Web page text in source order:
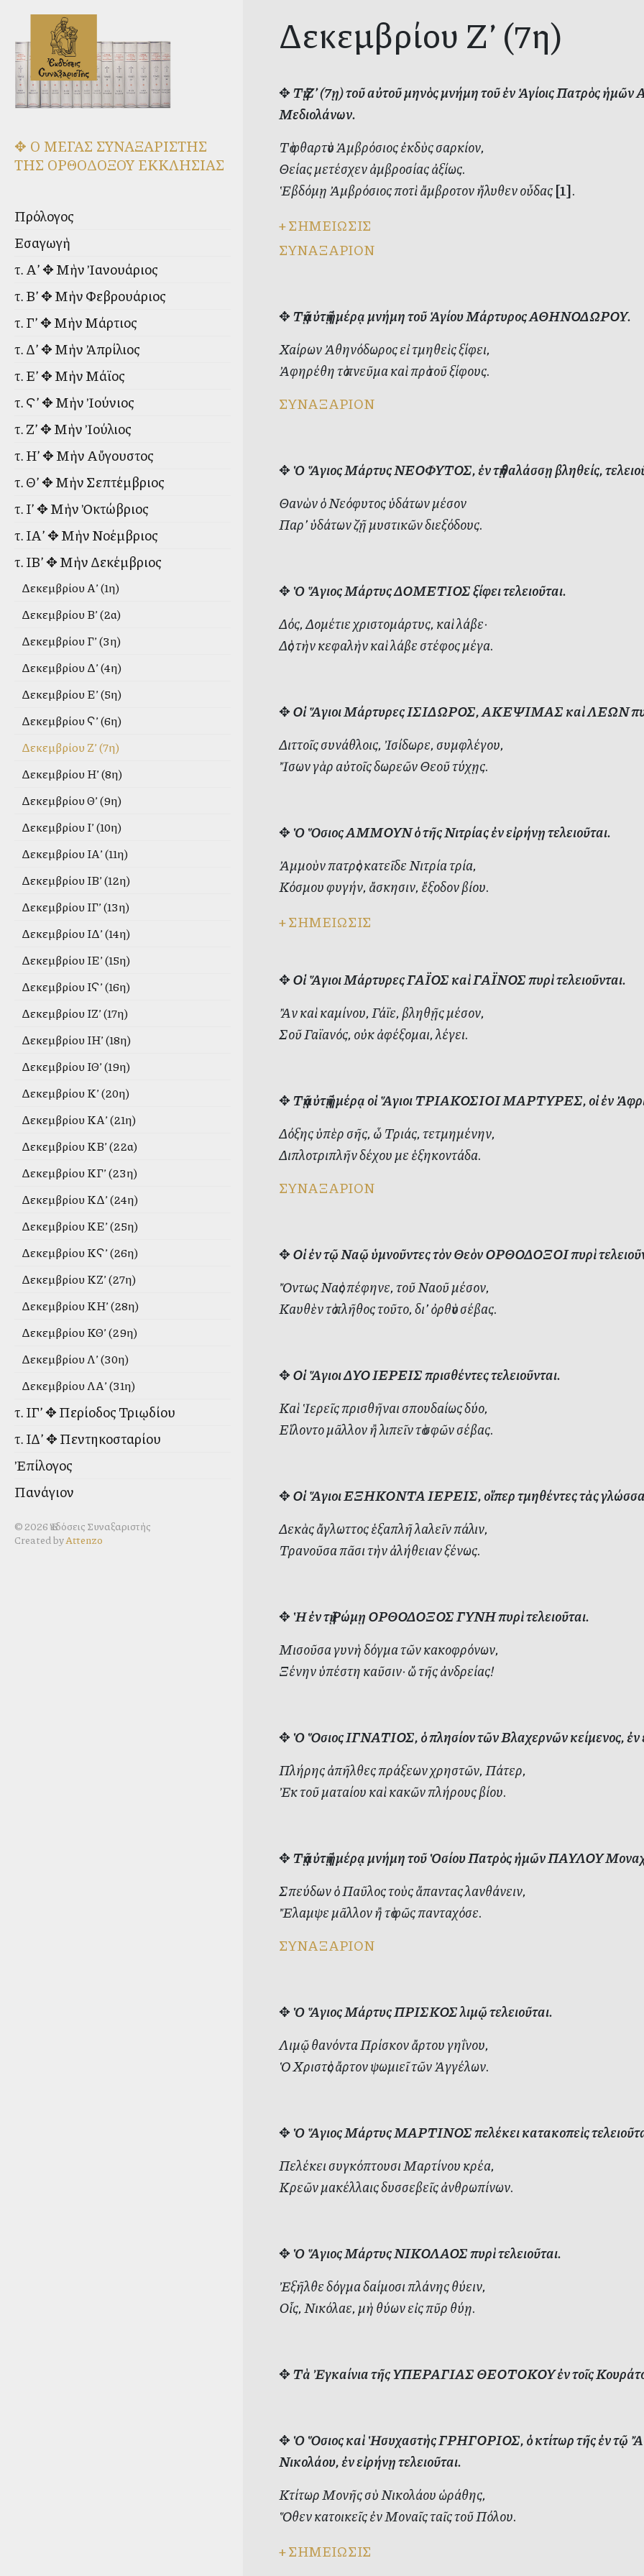
✥ Ο ΜΕΓΑΣ ΣΥΝΑΞΑΡΙΣΤΗΣ
ΤΗΣ ΟΡΘΟΔΟΞΟΥ ΕΚΚΛΗΣΙΑΣ
Πρόλογος
Εἰσαγωγὴ
τ. Α’ ✥ Μὴν Ἰανουάριος
τ. Β’ ✥ Μὴν Φεβρουάριος
τ. Γ’ ✥ Μὴν Μάρτιος
τ. Δ’ ✥ Μὴν Ἀπρίλιος
τ. Ε’ ✥ Μὴν Μάϊος
τ. Ϛ’ ✥ Μὴν Ἰούνιος
τ. Ζ’ ✥ Μὴν Ἰούλιος
τ. Η’ ✥ Μὴν Αὔγουστος
τ. Θ’ ✥ Μὴν Σεπτέμβριος
τ. Ι’ ✥ Μὴν Ὀκτώβριος
τ. ΙΑ’ ✥ Μὴν Νοέμβριος
τ. ΙΒ’ ✥ Μὴν Δεκέμβριος
Δεκεμβρίου Α’ (1η)
Δεκεμβρίου Β’ (2α)
Δεκεμβρίου Γ’ (3η)
Δεκεμβρίου Δ’ (4η)
Δεκεμβρίου Ε’ (5η)
Δεκεμβρίου Ϛ’ (6η)
Δεκεμβρίου Ζ’ (7η)
Δεκεμβρίου Η’ (8η)
Δεκεμβρίου Θ’ (9η)
Δεκεμβρίου Ι’ (10η)
Δεκεμβρίου ΙΑ’ (11η)
Δεκεμβρίου ΙΒ’ (12η)
Δεκεμβρίου ΙΓ’ (13η)
Δεκεμβρίου ΙΔ’ (14η)
Δεκεμβρίου ΙΕ’ (15η)
Δεκεμβρίου ΙϚ’ (16η)
Δεκεμβρίου ΙΖ’ (17η)
Δεκεμβρίου ΙΗ’ (18η)
Δεκεμβρίου ΙΘ’ (19η)
Δεκεμβρίου Κ’ (20η)
Δεκεμβρίου ΚΑ’ (21η)
Δεκεμβρίου ΚΒ’ (22α)
Δεκεμβρίου ΚΓ’ (23η)
Δεκεμβρίου ΚΔ’ (24η)
Δεκεμβρίου ΚΕ’ (25η)
Δεκεμβρίου ΚϚ’ (26η)
Δεκεμβρίου ΚΖ’ (27η)
Δεκεμβρίου ΚΗ’ (28η)
Δεκεμβρίου ΚΘ’ (29η)
Δεκεμβρίου Λ’ (30η)
Δεκεμβρίου ΛΑ’ (31η)
τ. ΙΓ’ ✥ Περίοδος Τριῳδίου
τ. ΙΔ’ ✥ Πεντηκοσταρίου
Ἐπίλογος
Πανάγιον
© 2026 Ἐκδόσεις Συναξαριστὴς
Created byAttenzo
Δεκεμβρίου Ζ’ (7η)
✥Τῇ Ζ’ (7ῃ) τοῦ αὐτοῦ μηνὸς μνήμη τοῦ ἐν Ἁγίοις Πατρὸς
Μεδιολάνων.
Τὸ φθαρτὸν Ἀμβρόσιος ἐκδὺς σαρκίον,
Θείας μετέσχεν ἀμβροσίας ἀξίως.
Ἑβδόμῃ Ἀμβρόσιος ποτὶ ἄμβροτον ἤλυθεν οὖδας[1].
+ΣΗΜΕΙΩΣΙΣ
ΣΥΝΑΞΑΡΙΟΝ
✥Τῇ αὐτῇ ἡμέρᾳ μνήμη τοῦ Ἁγίου Μάρτυρος ΑΘΗΝΟΔΩΡΟΥ.
Χαίρων Ἀθηνόδωρος εἰ τμηθεὶς ξίφει,
Ἀφηρέθη τὸ πνεῦμα καὶ πρὸ τοῦ ξίφους.
ΣΥΝΑΞΑΡΙΟΝ
✥ Ὁ Ἅγιος Μάρτυς ΝΕΟΦΥΤΟΣ, ἐν τῇ θαλάσσῃ βληθείς,
Θανὼν ὁ Νεόφυτος ὑδάτων μέσον
Παρ’ ὑδάτων ζῇ μυστικῶν διεξόδους.
✥ Ὁ Ἅγιος Μάρτυς ΔΟΜΕΤΙΟΣ ξίφει τελειοῦται.
Δός, Δομέτιε χριστομάρτυς, καὶ λάβε·
Δὸς τὴν κεφαλὴν καὶ λάβε στέφος μέγα.
✥Οἱ Ἅγιοι Μάρτυρες ΙΣΙΔΩΡΟΣ, ΑΚΕΨΙΜΑΣ καὶ ΛΕΩΝ
Διττοῖς συνάθλοις, Ἰσίδωρε, συμφλέγου,
Ἴσων γὰρ αὐτοῖς δωρεῶν Θεοῦ τύχῃς.
✥ Ὁ Ὅσιος ΑΜΜΟΥΝ ὁ τῆς Νιτρίας ἐν εἰρήνῃ τελειοῦται.
Ἀμμοὺν πατρὸς κατεῖδε Νιτρία τρία,
Κόσμου φυγήν, ἄσκησιν, ἔξοδον βίου.
+ΣΗΜΕΙΩΣΙΣ
✥Οἱ Ἅγιοι Μάρτυρες ΓΑΪΟΣ καὶ ΓΑΪΝΟΣ πυρὶ τελειοῦνται.
Ἂν καὶ καμίνου, Γάϊε, βληθῇς μέσον,
Σοῦ Γαϊανός, οὐκ ἀφέξομαι, λέγει.
✥Τῇ αὐτῇ ἡμέρᾳ οἱ Ἅγιοι ΤΡΙΑΚΟΣΙΟΙ ΜΑΡΤΥΡΕΣ, οἱ ἐν
Δόξης ὑπὲρ σῆς, ὦ Τριάς, τετμημένην,
Διπλοτριπλῆν δέχου με ἑξηκοντάδα.
ΣΥΝΑΞΑΡΙΟΝ
✥Οἱ ἐν τῷ Ναῷ ὑμνοῦντες τὸν Θεὸν ΟΡΘΟΔΟΞΟΙ πυρὶ
Ὄντως Ναὸς πέφηνε, τοῦ Ναοῦ μέσον,
Καυθὲν τὸ πλῆθος τοῦτο, δι’ ὀρθὸν σέβας.
✥Οἱ Ἅγιοι ΔΥΟ ΙΕΡΕΙΣ πρισθέντες τελειοῦνται.
Καὶ Ἱερεῖς πρισθῆναι σπουδαίως δύο,
Εἵλοντο μᾶλλον ἢ λιπεῖν τὸ σφῶν σέβας.
✥Οἱ Ἅγιοι ΕΞΗΚΟΝΤΑ ΙΕΡΕΙΣ, οἵπερ τμηθέντες τὰς
Δεκὰς ἄγλωττος ἑξαπλῆ λαλεῖν πάλιν,
Τρανοῦσα πᾶσι τὴν ἀλήθειαν ξένως.
✥ Ἡ ἐν τῇ Ρώμῃ ΟΡΘΟΔΟΞΟΣ ΓΥΝΗ πυρὶ τελειοῦται.
Μισοῦσα γυνὴ δόγμα τῶν κακοφρόνων,
Ξένην ὑπέστη καῦσιν· ὤ τῆς ἀνδρείας!
✥ Ὁ Ὅσιος ΙΓΝΑΤΙΟΣ, ὁ πλησίον τῶν Βλαχερνῶν κείμενος, ἐν
Πλήρης ἀπῆλθες πράξεων χρηστῶν, Πάτερ,
Ἐκ τοῦ ματαίου καὶ κακῶν πλήρους βίου.
✥Τῇ αὐτῇ ἡμέρᾳ μνήμη τοῦ Ὁσίου Πατρὸς ἡμῶν ΠΑΥΛΟΥ
Σπεύδων ὁ Παῦλος τοὺς ἅπαντας λανθάνειν,
Ἔλαμψε μᾶλλον ἢ τὸ φῶς πανταχόσε.
ΣΥΝΑΞΑΡΙΟΝ
✥ Ὁ Ἅγιος Μάρτυς ΠΡΙΣΚΟΣ λιμῷ τελειοῦται.
Λιμῷ θανόντα Πρίσκον ἄρτου γηΐνου,
Ὁ Χριστὸς ἄρτον ψωμιεῖ τῶν Ἀγγέλων.
✥ Ὁ Ἅγιος Μάρτυς ΜΑΡΤΙΝΟΣ πελέκει κατακοπεὶς
Πελέκει συγκόπτουσι Μαρτίνου κρέα,
Κρεῶν μακέλλαις δυσσεβεῖς ἀνθρωπίνων.
✥ Ὁ Ἅγιος Μάρτυς ΝΙΚΟΛΑΟΣ πυρὶ τελειοῦται.
Ἐξῆλθε δόγμα δαίμοσι πλάνης θύειν,
Οἷς, Νικόλαε, μὴ θύων εἰς πῦρ θύῃ.
✥Τὰ Ἐγκαίνια τῆς ΥΠΕΡΑΓΙΑΣ ΘΕΟΤΟΚΟΥ ἐν τοῖς
✥ Ὁ Ὅσιος καὶ Ἡσυχαστὴς ΓΡΗΓΟΡΙΟΣ, ὁ κτίτωρ τῆς ἐν τῷ
Νικολάου, ἐν εἰρήνῃ τελειοῦται.
Κτίτωρ Μονῆς σὺ Νικολάου ὡράθης,
Ὅθεν κατοικεῖς ἐν Μοναῖς ταῖς τοῦ Πόλου.
+ΣΗΜΕΙΩΣΙΣ